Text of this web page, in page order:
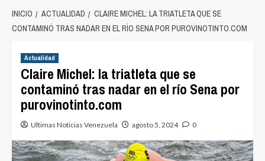
INICIO ACTUALIDAD
CLAIRE MICHEL: LA TRIATLETA QUE SE
CONTAMINÓ TRAS NADAR EN EL RÍO SENA POR PUROVINOTINTO.COM
Actualidad
Claire Michel: la triatleta que se
contaminó tras nadar en el río Sena por
purovinotinto.com
Ultimas Noticias Venezuela agosto 5, 2024 0